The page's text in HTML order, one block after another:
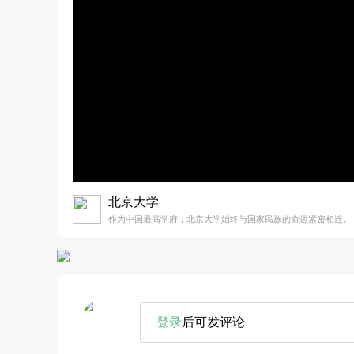
北京大学
作为中国最高学府，北京大学始终与国家民族的命运紧密相连。
登录后可发评论